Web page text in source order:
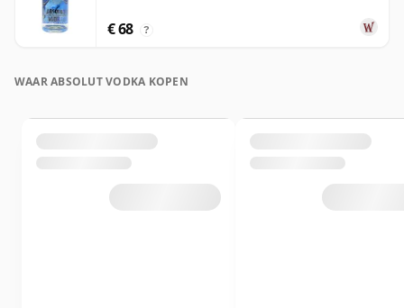
€ 68 ?
WAAR ABSOLUT VODKA KOPEN